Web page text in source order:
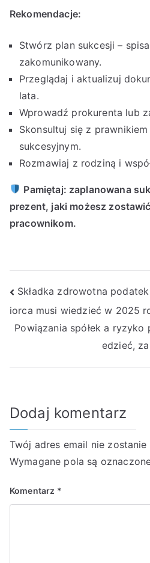
Rekomendacje:
Stwórz plan sukcesji –
zakomunikowany.
Przeglądaj i aktualizuj
lata.
Wprowadź prokurenta lub
Skonsultuj się z
sukcesyjnym.
Rozmawiaj z rodziną i
Pamiętaj: zaplanowana
prezent, jaki możesz
pracownikom.
Nawigacja
wpisu
Składka zdrowotna
iorca musi wiedzieć w 2025
Powiązania spółek a
edzieć,
Dodaj komentarz
Twój adres email nie
Wymagane pola są
Komentarz *